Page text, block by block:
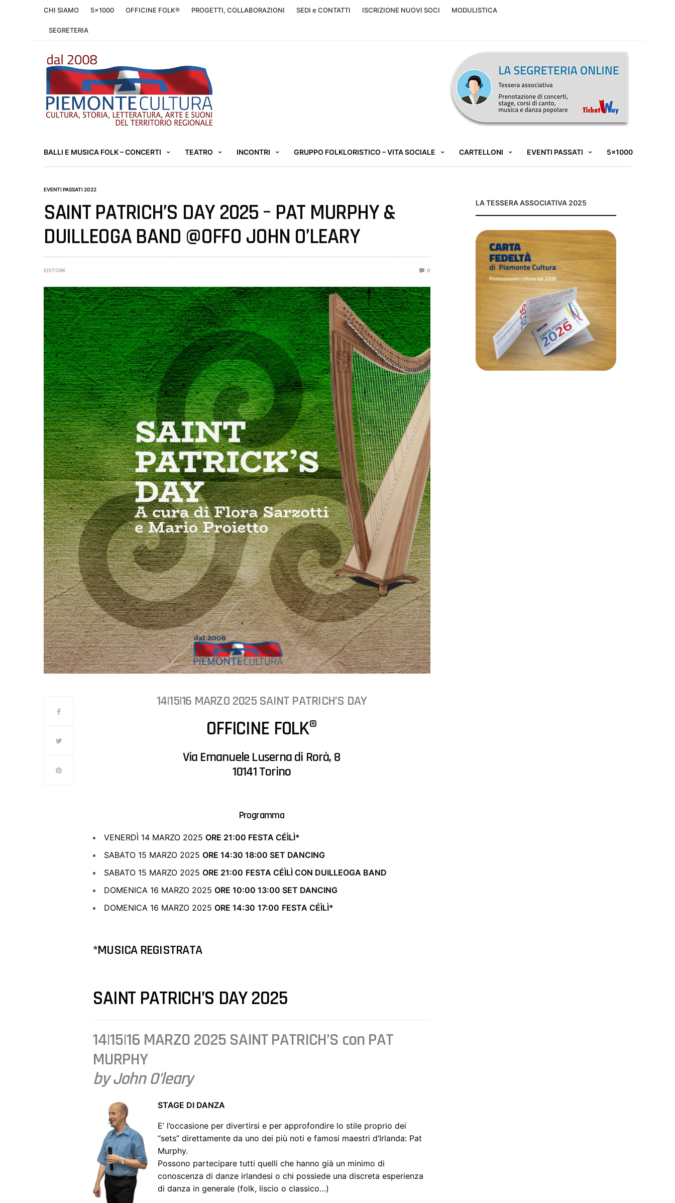
CHI SIAMO 5×1000 OFFICINE FOLK® PROGETTI, COLLABORAZIONI SEDI e CONTATTI ISCRIZIONE NUOVI SOCI MODULISTICA
SEGRETERIA
BALLI E MUSICA FOLK – CONCERTI TEATRO INCONTRI GRUPPO FOLKLORISTICO – VITA SOCIALE CARTELLONI EVENTI PASSATI 5×1000
EVENTI PASSATI 2022
SAINT PATRICH’S DAY 2025 – PAT MURPHY &
DUILLEOGA BAND @OFFO JOHN O’LEARY
EDITORK 0
14|15|16 MARZO 2025 SAINT PATRICH’S DAY
OFFICINE FOLK®
Via Emanuele Luserna di Rorà, 8
10141 Torino
Programma
VENERDÌ 14 MARZO 2025 ORE 21:00 FESTA CÉÌLÌ*
SABATO 15 MARZO 2025 ORE 14:30 18:00 SET DANCING
SABATO 15 MARZO 2025 ORE 21:00 FESTA CÉÌLÌ CON DUILLEOGA BAND
DOMENICA 16 MARZO 2025 ORE 10:00 13:00 SET DANCING
DOMENICA 16 MARZO 2025 ORE 14:30 17:00 FESTA CÉÌLÌ*
*MUSICA REGISTRATA
SAINT PATRICH’S DAY 2025
14|15|16 MARZO 2025 SAINT PATRICH’S con PAT
MURPHY
by John O’leary
STAGE DI DANZA
E’ l’occasione per divertirsi e per approfondire lo stile proprio dei
“sets” direttamente da uno dei più noti e famosi maestri d’Irlanda: Pat
Murphy.
Possono partecipare tutti quelli che hanno già un minimo di
conoscenza di danze irlandesi o chi possiede una discreta esperienza
di danza in generale (folk, liscio o classico…)
LA TESSERA ASSOCIATIVA 2025